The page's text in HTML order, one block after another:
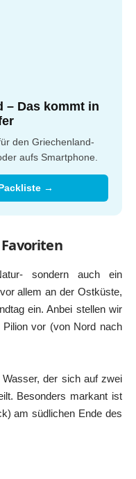
– Das kommt in
den Griechenland-
aufs Smartphone.
→
sondern auch ein
allem an der Ostküste,
ein. Anbei stellen wir
vor (von Nord nach
der sich auf zwei
Besonders markant ist
am südlichen Ende des